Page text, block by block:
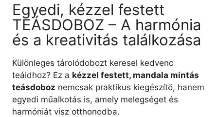
Egyedi, kézzel festett
TEÁSDOBOZ – A harmónia
és a kreativitás találkozása
Különleges tárolódobozt keresel kedvenc
teáidhoz? Ez a kézzel festett, mandala mintás
teásdoboz nemcsak praktikus kiegészítő, hanem
egyedi műalkotás is, amely melegséget és
harmóniát visz otthonodba.